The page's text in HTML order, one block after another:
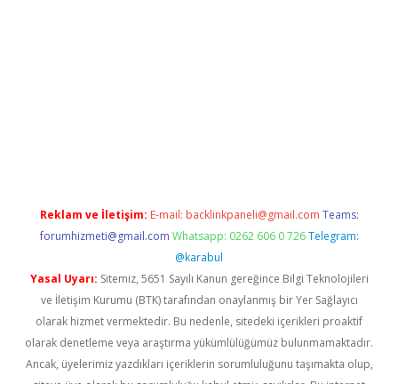
Reklam ve İletişim: E-mail: backlinkpaneli@gmail.com Teams:
forumhizmeti@gmail.com Whatsapp: 0262 606 0 726 Telegram:
@karabul
Yasal Uyarı: Sitemiz, 5651 Sayılı Kanun gereğince Bilgi Teknolojileri
ve İletişim Kurumu (BTK) tarafından onaylanmış bir Yer Sağlayıcı
olarak hizmet vermektedir. Bu nedenle, sitedeki içerikleri proaktif
olarak denetleme veya araştırma yükümlülüğümüz bulunmamaktadır.
Ancak, üyelerimiz yazdıkları içeriklerin sorumluluğunu taşımakta olup,